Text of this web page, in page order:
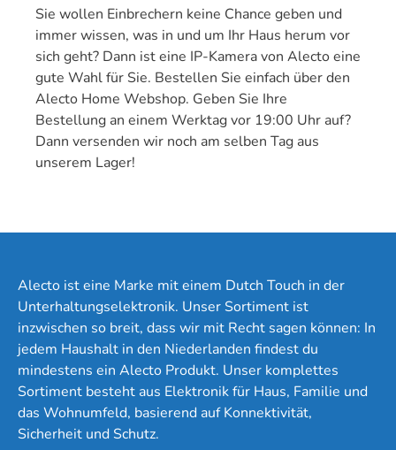
Sie wollen Einbrechern keine Chance geben und
immer wissen, was in und um Ihr Haus herum vor
sich geht? Dann ist eine IP-Kamera von Alecto eine
gute Wahl für Sie. Bestellen Sie einfach über den
Alecto Home Webshop. Geben Sie Ihre
Bestellung an einem Werktag vor 19:00 Uhr auf?
Dann versenden wir noch am selben Tag aus
unserem Lager!
Alecto ist eine Marke mit einem Dutch Touch in der
Unterhaltungselektronik. Unser Sortiment ist
inzwischen so breit, dass wir mit Recht sagen können: In
jedem Haushalt in den Niederlanden findest du
mindestens ein Alecto Produkt. Unser komplettes
Sortiment besteht aus Elektronik für Haus, Familie und
das Wohnumfeld, basierend auf Konnektivität,
Sicherheit und Schutz.